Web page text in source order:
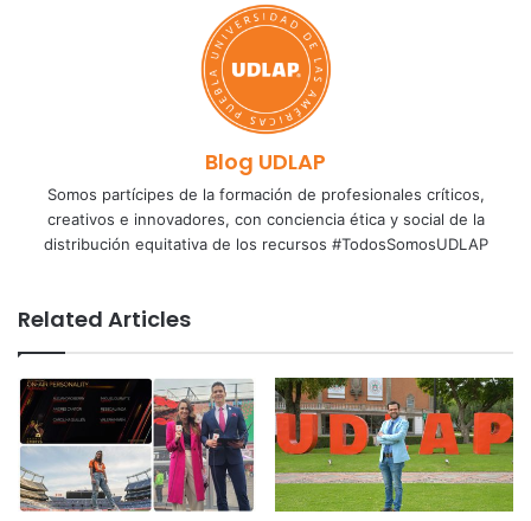
Blog UDLAP
Somos partícipes de la formación de profesionales críticos,
creativos e innovadores, con conciencia ética y social de la
distribución equitativa de los recursos #TodosSomosUDLAP
Related Articles